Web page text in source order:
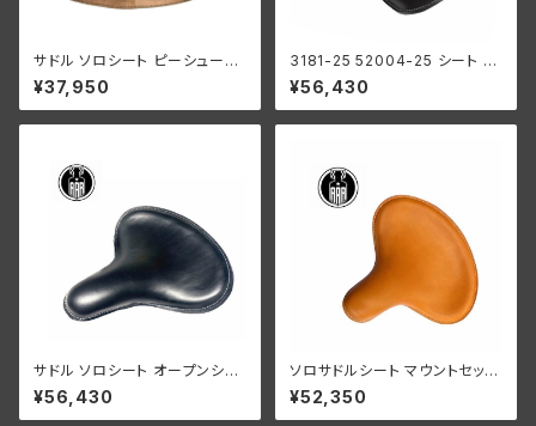
サドル ソロシート ピーシュータ
ー / レーシングスタイル アイボ
リー ハーレーダビッドソン チョ
ッパー ボバー
¥37,950
3181-25 52004-25 シート サ
ドル ソロサドル ベントホール無
し レザー 革製 ハーレーダビッ
ドソン 1935初期-40年 全モデ
¥56,430
サドル ソロシート オープンシー
ム オールレザー ハーレー KR
ボバースタイル ブラック
¥56,430
ソロサドルシート マウントセット
付き 0318102より明るいタン
ブラウン
¥52,350